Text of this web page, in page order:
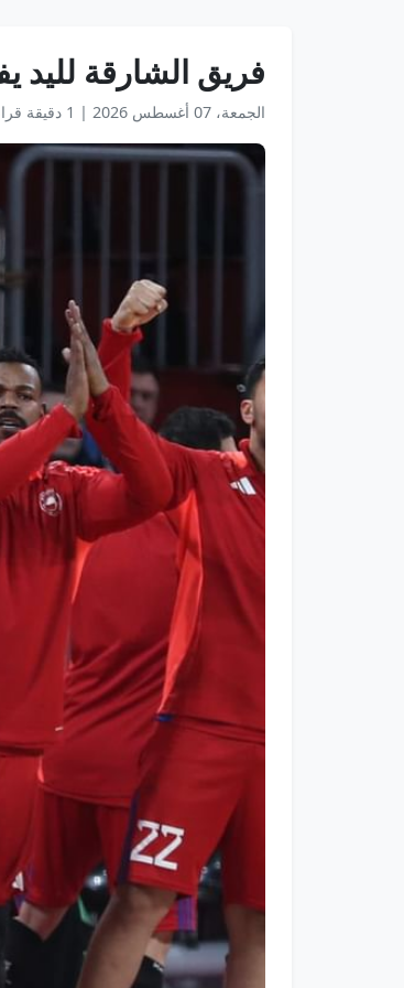
فريق الشارقة لليد
الجمعة، 07 أغسطس 2026 | 1 دقيقة قراءة